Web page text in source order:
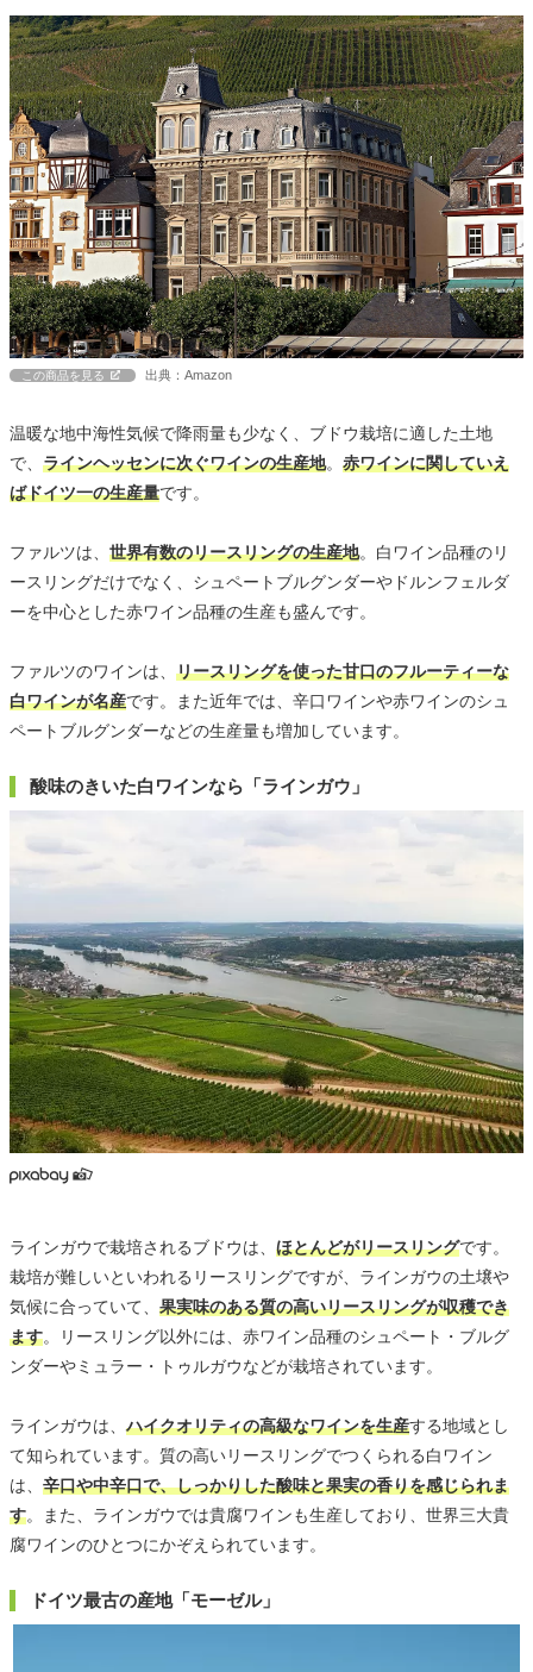
この商品を見る 出典：Amazon
温暖な地中海性気候で降雨量も少なく、ブドウ栽培に適した土地
で、 ラインヘッセンに次ぐワインの生産地。 赤ワインに関していえ
ばドイツ一の生産量です。
ファルツは、 世界有数のリースリングの生産地。白ワイン品種のリ
ースリングだけでなく、シュペートブルグンダーやドルンフェルダ
ーを中心とした赤ワイン品種の生産も盛んです。
ファルツのワインは、 リースリングを使った甘口のフルーティーな
白ワインが名産です。また近年では、辛口ワインや赤ワインのシュ
ペートブルグンダーなどの生産量も増加しています。
酸味のきいた白ワインなら「ラインガウ」
ラインガウで栽培されるブドウは、 ほとんどがリースリングです。
栽培が難しいといわれるリースリングですが、ラインガウの土壌や
気候に合っていて、 果実味のある質の高いリースリングが収穫でき
ます。リースリング以外には、赤ワイン品種のシュペート・ブルグ
ンダーやミュラー・トゥルガウなどが栽培されています。
ラインガウは、ハイクオリティの高級なワインを生産する地域とし
て知られています。質の高いリースリングでつくられる白ワイン
は、 辛口や中辛口で、しっかりした酸味と果実の香りを感じられま
す。また、ラインガウでは貴腐ワインも生産しており、世界三大貴
腐ワインのひとつにかぞえられています。
ドイツ最古の産地「モーゼル」